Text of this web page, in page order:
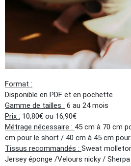
Format :
Disponible en PDF et en pochette
Gamme de tailles : 6 au 24 mois
Prix : 10,80€ ou 16,90€
Métrage nécessaire : 45 cm à 70 cm
cm pour le short / 40 cm à 45 cm
Tissus recommandés : Sweat
Jersey éponge /Velours nicky / Sherpa